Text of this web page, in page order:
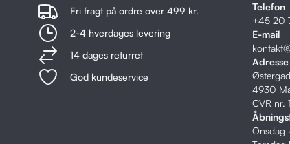
Fri fragt på ordre over 499 kr.
2-4 hverdages levering
14 dages returret
God kundeservice
Telefon
+45 20
E-mail
Adresse
4930
CVR nr.
Onsdag